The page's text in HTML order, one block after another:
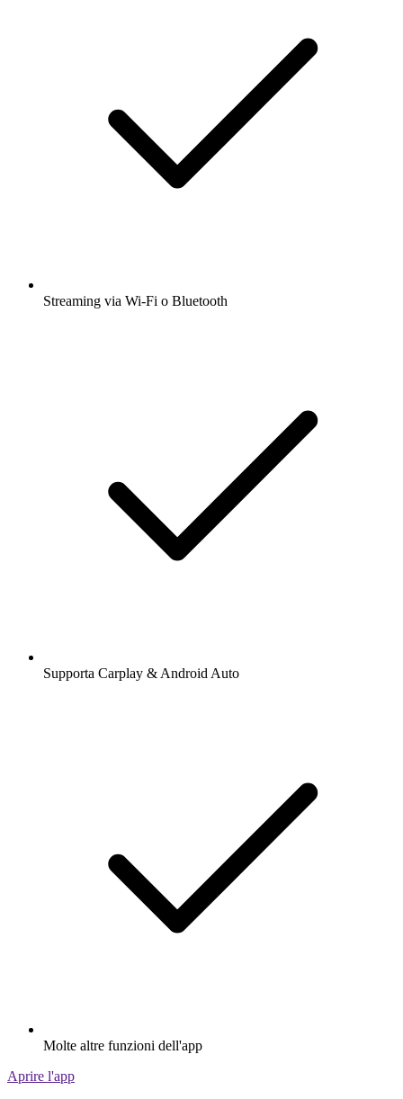
Streaming via Wi-Fi o Bluetooth
Supporta Carplay & Android Auto
Molte altre funzioni dell'app
Aprire l'app